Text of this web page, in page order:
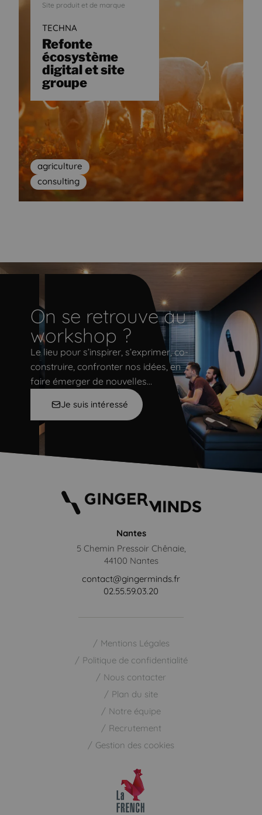
Site produit et de marque
TECHNA
Refonte
écosystème
digital et site
groupe
agriculture
consulting
On se retrouve au
workshop ?
Le lieu pour s’inspirer, s’exprimer, co-
construire, confronter nos idées, en
faire émerger de nouvelles…
Je suis intéressé
Nantes
5 Chemin Pressoir Chênaie,
44100 Nantes
contact@gingerminds.fr
02.55.59.03.20
Mentions Légales
Politique de confidentialité
Nous contacter
Plan du site
Notre équipe
Recrutement
Gestion des cookies